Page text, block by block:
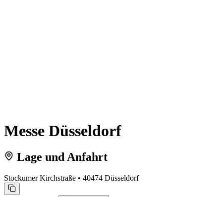
Messe Düsseldorf
Lage und Anfahrt
Stockumer Kirchstraße • 40474 Düsseldorf